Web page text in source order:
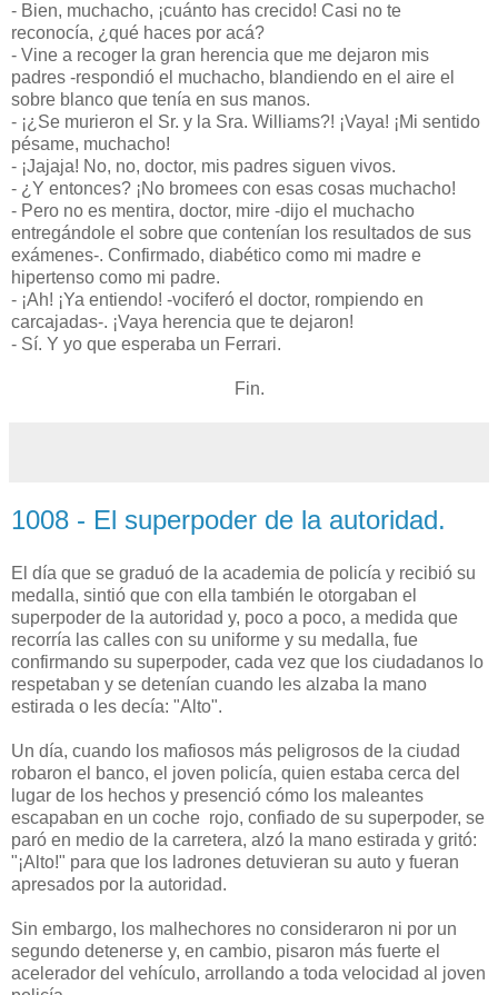
- Bien, muchacho, ¡cuánto has crecido! Casi no te
reconocía, ¿qué haces por acá?
- Vine a recoger la gran herencia que me dejaron mis
padres -respondió el muchacho, blandiendo en el aire el
sobre blanco que tenía en sus manos.
- ¡¿Se murieron el Sr. y la Sra. Williams?! ¡Vaya! ¡Mi sentido
pésame, muchacho!
- ¡Jajaja! No, no, doctor, mis padres siguen vivos.
- ¿Y entonces? ¡No bromees con esas cosas muchacho!
- Pero no es mentira, doctor, mire -dijo el muchacho
entregándole el sobre que contenían los resultados de sus
exámenes-. Confirmado, diabético como mi madre e
hipertenso como mi padre.
- ¡Ah! ¡Ya entiendo! -vociferó el doctor, rompiendo en
carcajadas-. ¡Vaya herencia que te dejaron!
- Sí. Y yo que esperaba un Ferrari.
Fin.
1008 - El superpoder de la autoridad.
El día que se graduó de la academia de policía y recibió su
medalla, sintió que con ella también le otorgaban el
superpoder de la autoridad y, poco a poco, a medida que
recorría las calles con su uniforme y su medalla, fue
confirmando su superpoder, cada vez que los ciudadanos lo
respetaban y se detenían cuando les alzaba la mano
estirada o les decía: "Alto".
Un día, cuando los mafiosos más peligrosos de la ciudad
robaron el banco, el joven policía, quien estaba cerca del
lugar de los hechos y presenció cómo los maleantes
escapaban en un coche rojo, confiado de su superpoder, se
paró en medio de la carretera, alzó la mano estirada y gritó:
"¡Alto!" para que los ladrones detuvieran su auto y fueran
apresados por la autoridad.
Sin embargo, los malhechores no consideraron ni por un
segundo detenerse y, en cambio, pisaron más fuerte el
acelerador del vehículo, arrollando a toda velocidad al joven